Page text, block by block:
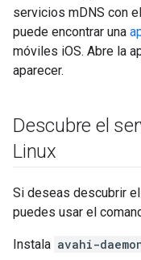
servicios mDNS con
puede encontrar una
móviles iOS. Abre la
aparecer.
Descubre el
Linux
Si deseas descubrir
puedes usar el
Instala avahi-